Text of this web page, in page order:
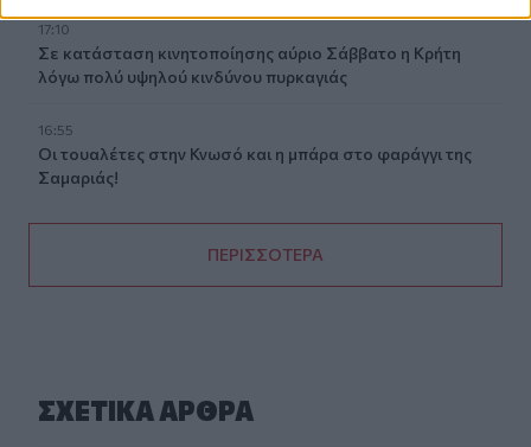
17:10
Σε κατάσταση κινητοποίησης αύριο Σάββατο η Κρήτη
λόγω πολύ υψηλού κινδύνου πυρκαγιάς
16:55
Οι τουαλέτες στην Κνωσό και η μπάρα στο φαράγγι της
Σαμαριάς!
ΠΕΡΙΣΣΟΤΕΡΑ
ΣΧΕΤΙΚA AΡΘΡΑ